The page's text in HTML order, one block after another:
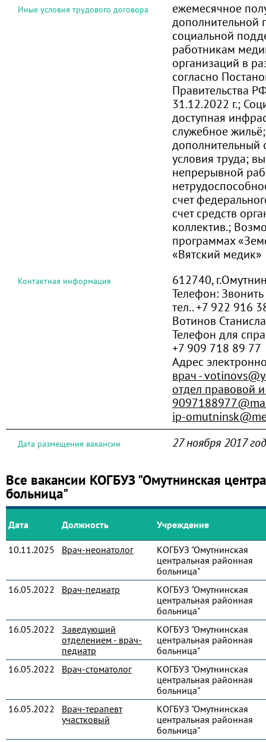
Иные условия трудового договора
ежемесячное
дополнительной
социальной
работникам
организаций в
согласно
Правительства
31.12.2022 г.;
доступная
служебное
дополнительный
условия труда;
непрерывной
счет
счет средств
коллектив.;
программах
«Вятский медик»
Контактная информация
612740,
Телефон:
тел.. +7 922 916
Вотинов
Телефон для
+7 909 718 89 77
Адрес
врач -
отдел правовой
ip-
Дата размещения вакансии 27 ноября 2017
Все вакансии КОГБУЗ "Омутнинская
больница"
Дата Должность Учреждение
10.11.2025 Врач-неонатолог
КОГБУЗ "Омутнинская
центральная районная
больница"
16.05.2022
Врач-педиатр
КОГБУЗ "Омутнинская
центральная районная
больница"
16.05.2022
Заведующий
отделением - врач-
педиатр
КОГБУЗ "Омутнинская
центральная районная
больница"
16.05.2022
Врач-стоматолог
КОГБУЗ "Омутнинская
центральная районная
больница"
16.05.2022
Врач-терапевт
участковый
КОГБУЗ "Омутнинская
центральная районная
больница"